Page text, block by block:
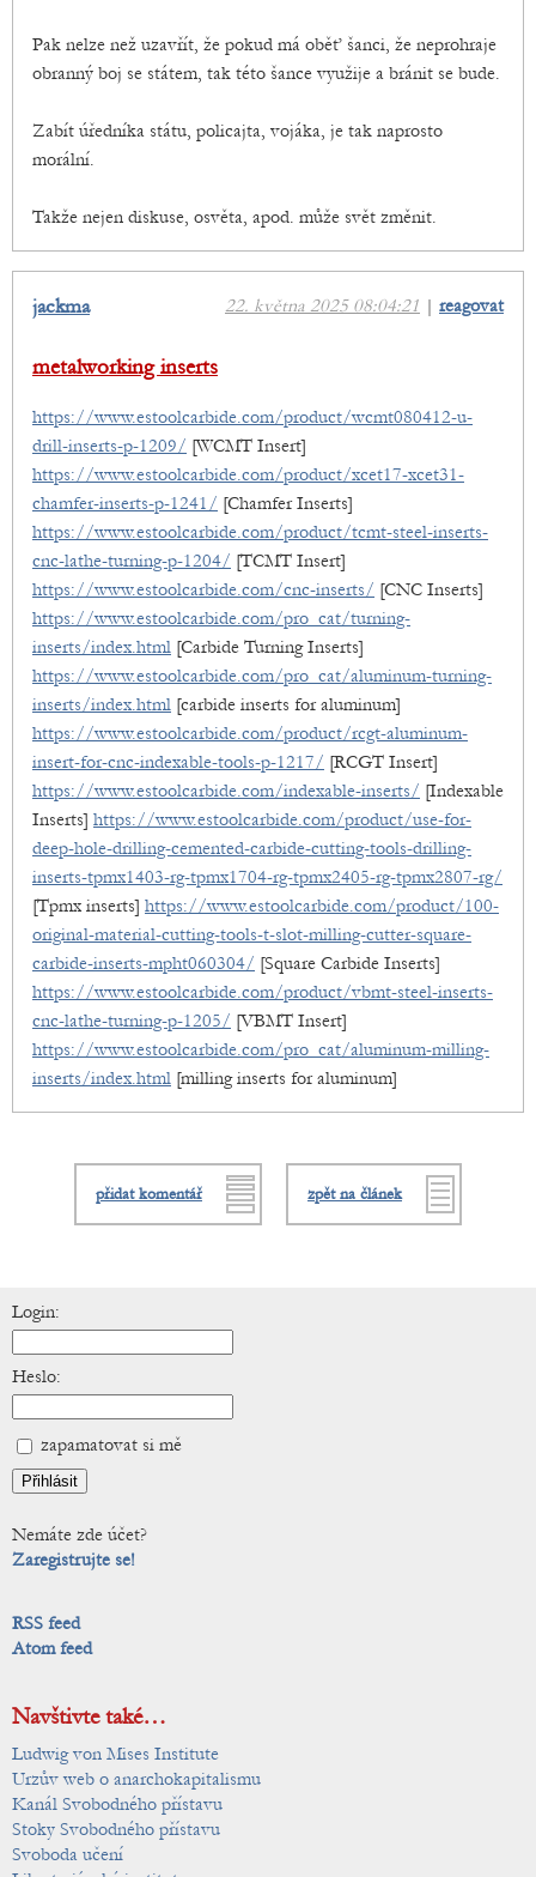
Pak nelze než uzavřít, že pokud má oběť šanci, že neprohraje
obranný boj se státem, tak této šance využije a bránit se bude.
Zabít úředníka státu, policajta, vojáka, je tak naprosto
morální.
Takže nejen diskuse, osvěta, apod. může svět změnit.
22. května 2025 08:04:21 | reagovat
jackma
metalworking inserts
https://www.estoolcarbide.com/product/wcmt080412-u-
drill-inserts-p-1209/ [WCMT Insert]
https://www.estoolcarbide.com/product/xcet17-xcet31-
chamfer-inserts-p-1241/ [Chamfer Inserts]
https://www.estoolcarbide.com/product/tcmt-steel-inserts-
cnc-lathe-turning-p-1204/ [TCMT Insert]
https://www.estoolcarbide.com/cnc-inserts/ [CNC Inserts]
https://www.estoolcarbide.com/pro_cat/turning-
inserts/index.html [Carbide Turning Inserts]
https://www.estoolcarbide.com/pro_cat/aluminum-turning-
inserts/index.html [carbide inserts for aluminum]
https://www.estoolcarbide.com/product/rcgt-aluminum-
insert-for-cnc-indexable-tools-p-1217/ [RCGT Insert]
https://www.estoolcarbide.com/indexable-inserts/ [Indexable
Inserts] https://www.estoolcarbide.com/product/use-for-
deep-hole-drilling-cemented-carbide-cutting-tools-drilling-
inserts-tpmx1403-rg-tpmx1704-rg-tpmx2405-rg-tpmx2807-rg/
[Tpmx inserts] https://www.estoolcarbide.com/product/100-
original-material-cutting-tools-t-slot-milling-cutter-square-
carbide-inserts-mpht060304/ [Square Carbide Inserts]
https://www.estoolcarbide.com/product/vbmt-steel-inserts-
cnc-lathe-turning-p-1205/ [VBMT Insert]
https://www.estoolcarbide.com/pro_cat/aluminum-milling-
inserts/index.html [milling inserts for aluminum]
přidat komentář zpět na článek
Login:
Heslo:
zapamatovat si mě
Nemáte zde účet?
Zaregistrujte se!
RSS feed
Atom feed
Navštivte také…
Ludwig von Mises Institute
Urzův web o anarchokapitalismu
Kanál Svobodného přístavu
Stoky Svobodného přístavu
Svoboda učení